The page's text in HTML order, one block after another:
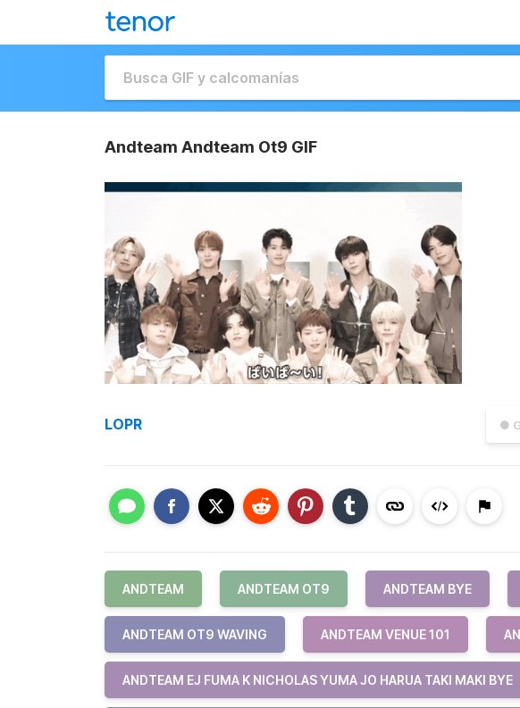
Andteam Andteam Ot9 GIF
●
LOPR
ANDTEAM ANDTEAM OT9 ANDTEAM BYE
ANDTEAM OT9 WAVING ANDTEAM VENUE 101
ANDTEAM EJ FUMA K NICHOLAS YUMA JO HARUA TAKI MAKI BYE